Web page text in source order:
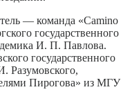
— команда «Camino
государственного
И. П. Павлова.
государственного
Разумовского,
Пирогова» из МГУ